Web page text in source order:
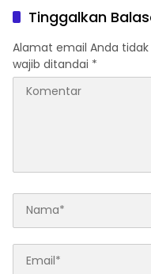
Tinggalkan
Alamat email Anda tidak
wajib ditandai *